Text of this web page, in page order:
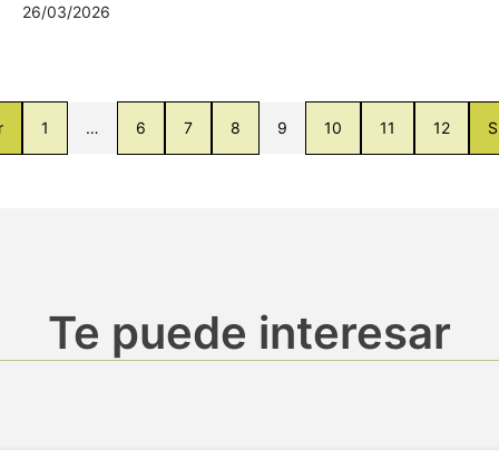
26/03/2026
1 … 6 7 8 9 10 11 12
Te puede interesar